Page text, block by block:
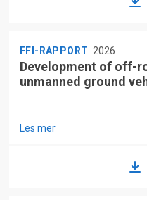
FFI-RAPPORT 2026
Development of off-
unmanned ground
Les mer